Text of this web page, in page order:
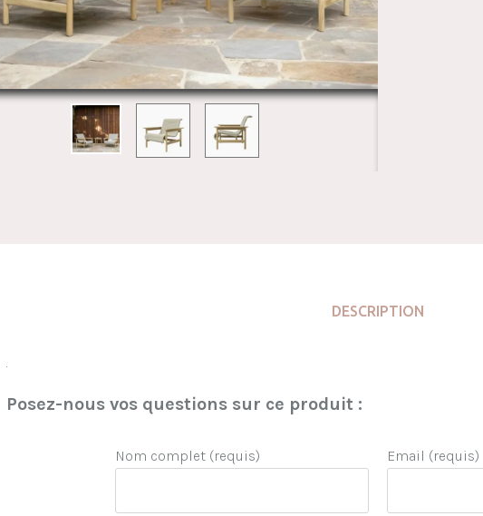
DESCRIPTION
.
Posez-nous vos questions sur ce produit :
Nom complet (requis) Email (requis)